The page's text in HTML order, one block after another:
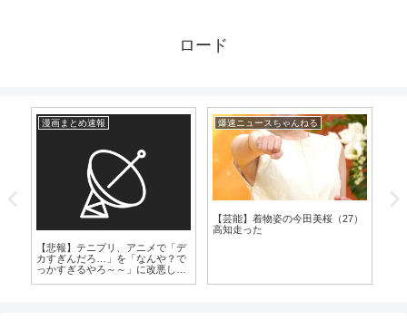
ロード
漫画まとめ速報
【悲報】テニプリ、アニメで「デ
カすぎんだろ…」を「なんや？で
っかすぎるやろ～～」に改悪して
爆速ニュースちゃんねる
【芸能】着物姿の今田美桜（27）
高知走った